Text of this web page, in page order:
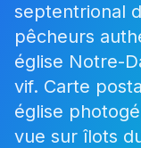
Infos pratiques
Activités
septentrional
pêcheurs
église Notre-
vif. Carte
église
vue sur îlots